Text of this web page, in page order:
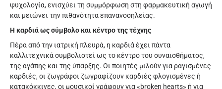
ψυχολογία, ενισχύει τη συμμόρφωση στη φαρμακευτική αγωγή
και μειώνει την πιθανότητα επανανοσηλείας.
Η καρδιά ως σύμβολο και κέντρο της τέχνης
Πέρα από την ιατρική πλευρά, η καρδιά έχει πάντα
καλλιτεχνικά συμβολιστεί ως το κέντρο του συναισθήματος,
της αγάπης και της ύπαρξης. Οι ποιητές μιλούν για ραγισμένες
καρδιές, οι ζωγράφοι ζωγραφίζουν καρδιές φλογισμένες ή
κατακόκκινες, οι μουσικοί γράφουν για «broken hearts» ή για